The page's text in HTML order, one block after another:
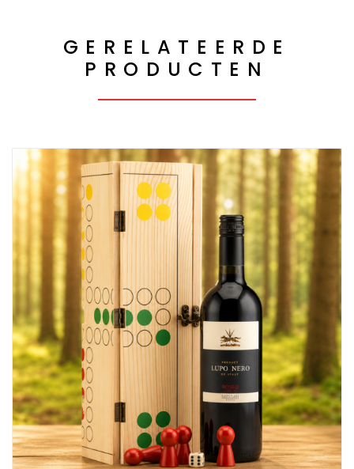
GERELATEERDE
PRODUCTEN